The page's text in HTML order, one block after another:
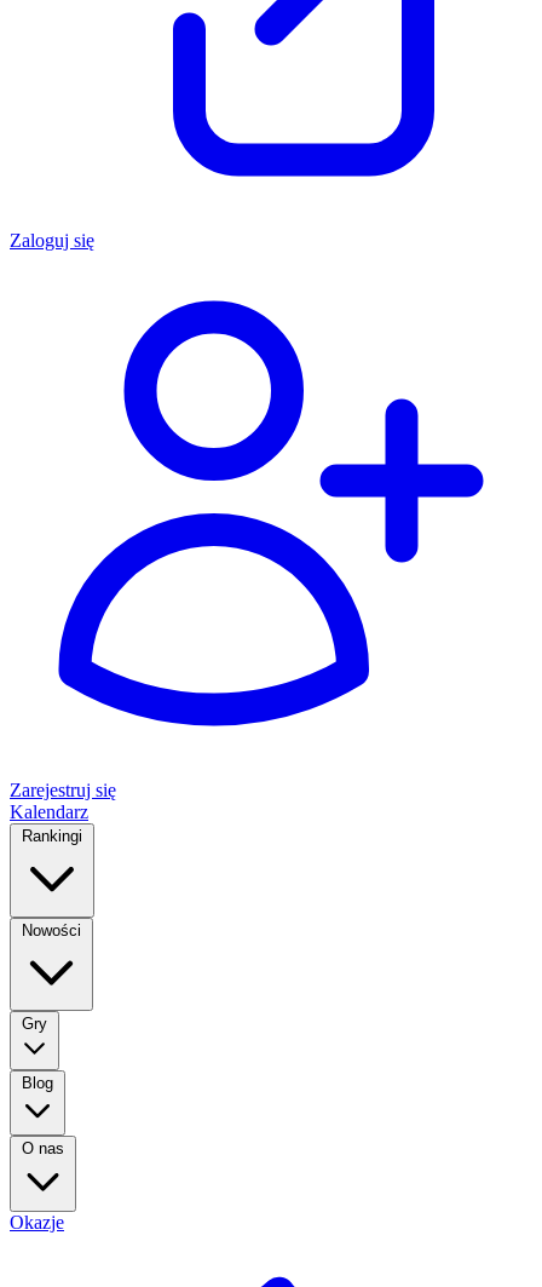
Zaloguj się
Zarejestruj się
Kalendarz
Rankingi
Nowości
Gry
Blog
O nas
Okazje